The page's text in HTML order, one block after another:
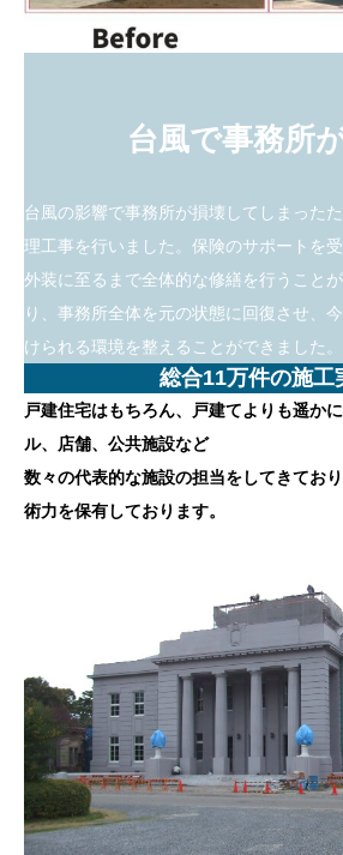
台風で事務所
台風の影響で事務所が損壊してしまった
理工事を行いました。保険のサポートを
外装に至るまで全体的な修繕を行うこと
り、事務所全体を元の状態に回復させ、
けられる環境を整えることができました。
総合11万件の施工
戸建住宅はもちろん、戸建てよりも遥か
ル、店舗、公共施設など
数々の代表的な施設の担当をしてきてお
術力を保有しております。